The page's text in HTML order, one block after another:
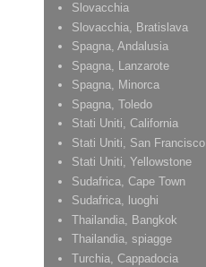
Slovacchia
Slovacchia, Bratislava
Spagna, Andalusia
Spagna, Lanzarote
Spagna, Minorca
Spagna, Toledo
Stati Uniti, California
Stati Uniti, San Francisco
Stati Uniti, Yellowstone
Sudafrica, Cape Town
Sudafrica, luoghi
Thailandia, Bangkok
Thailandia, spiagge
Turchia, Cappadocia